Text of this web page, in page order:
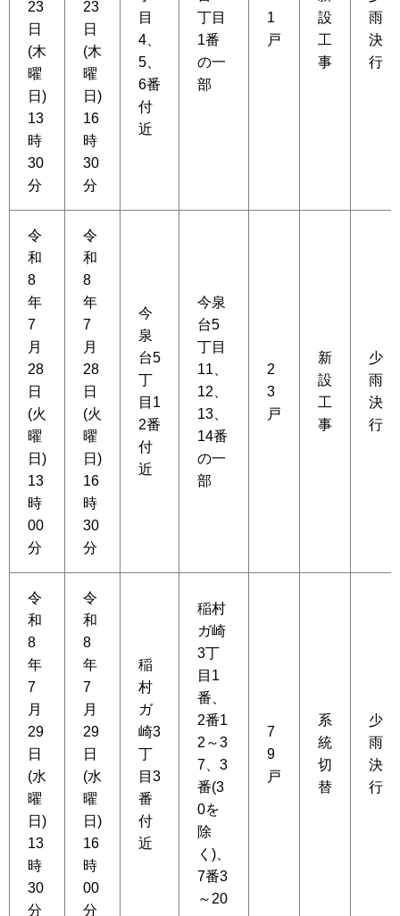
23
日
(木
曜
日)
13
時
30
分
23
日
(木
曜
日)
16
時
30
分
目
4、
5、
6番
付
近
丁目
1番
の一
部
1
戸
設
工
事
雨
決
行
令
和
8
年
7
月
28
日
(火
曜
日)
13
時
00
分
令
和
8
年
7
月
28
日
(火
曜
日)
16
時
30
分
今
泉
台5
丁
目1
2番
付
近
今泉
台5
丁目
11、
12、
13、
14番
の一
部
2
3
戸
新
設
工
事
少
雨
決
行
令
和
8
年
7
月
29
日
(水
曜
日)
13
時
30
分
令
和
8
年
7
月
29
日
(水
曜
日)
16
時
00
分
稲
村
ガ
崎3
丁
目3
番
付
近
稲村
ガ崎
3丁
目1
番、
2番1
2～3
7、3
番(3
0を
除
く)、
7番3
～20
7
9
戸
系
統
切
替
少
雨
決
行